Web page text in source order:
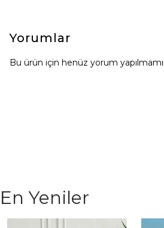
Yorumlar
Bu ürün için henüz yorum
En Yeniler